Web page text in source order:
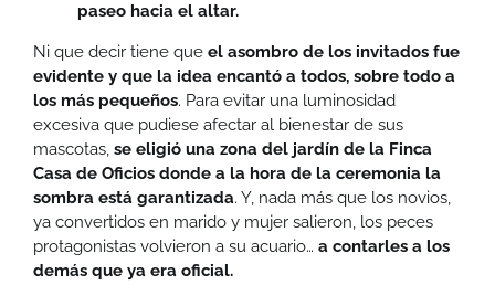
paseo hacia el altar.
Ni que decir tiene que el asombro de los invitados fue
evidente y que la idea encantó a todos, sobre todo a
los más pequeños. Para evitar una luminosidad
excesiva que pudiese afectar al bienestar de sus
mascotas, se eligió una zona del jardín de la Finca
Casa de Oficios donde a la hora de la ceremonia la
sombra está garantizada. Y, nada más que los novios,
ya convertidos en marido y mujer salieron, los peces
protagonistas volvieron a su acuario… a contarles a los
demás que ya era oficial.